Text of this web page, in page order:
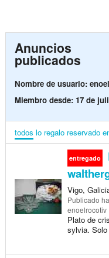
Anuncios
publicados
Nombre de usuario:
Miembro desde: 17 de
todos lo regalo reservado
entregado
Vigo,
Publicado
enoelrocotiv
Plato de
sylvia. Solo